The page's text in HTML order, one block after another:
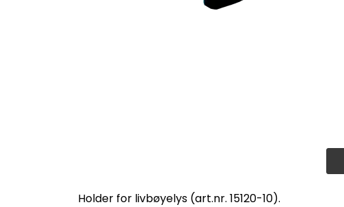
Holder for livbøyelys (art.nr. 15120-10).